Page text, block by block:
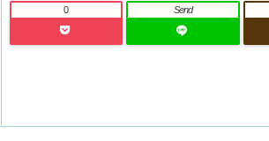
0 Send